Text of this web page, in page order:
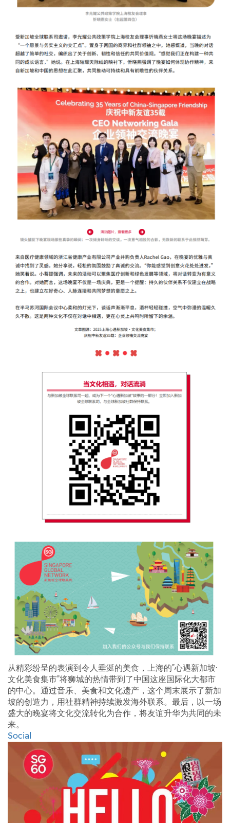
从精彩纷呈的表演到令人垂涎的美食，上海的”心遇新加坡·
文化美食集市”将狮城的热情带到了中国这座国际化大都市
的中心。通过音乐、美食和文化遗产，这个周末展示了新加
坡的创造力，用社群精神持续激发海外联系。最后，以一场
盛大的晚宴将文化交流转化为合作，将友谊升华为共同的未
来。
Social